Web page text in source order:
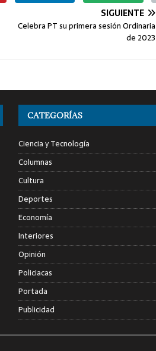
SIGUIENTE
Celebra PT su primera sesión Ordinaria
de 2023
CATEGORÍAS
Ciencia y Tecnología
Columnas
Cultura
Deportes
Economía
Interiores
Opinión
Policiacas
Portada
Publicidad